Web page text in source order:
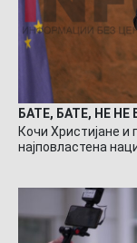
БАТЕ, БАТЕ, НЕ
Кочи Христијане
најповластена